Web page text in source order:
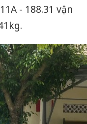
- 188.31 vận